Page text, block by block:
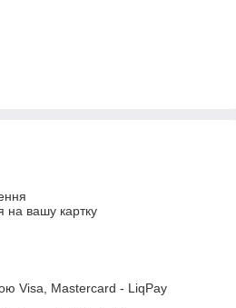
на вашу картку
Visa, Mastercard - LiqPay